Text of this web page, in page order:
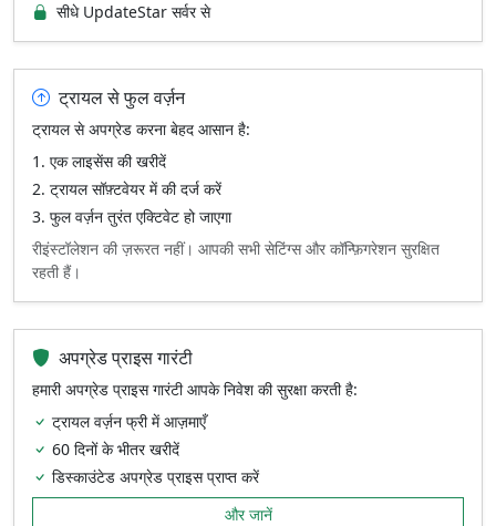
सीधे UpdateStar सर्वर से
ट्रायल से फुल वर्ज़न
ट्रायल से अपग्रेड करना बेहद आसान है:
एक लाइसेंस की खरीदें
ट्रायल सॉफ़्टवेयर में की दर्ज करें
फुल वर्ज़न तुरंत एक्टिवेट हो जाएगा
रीइंस्टॉलेशन की ज़रूरत नहीं। आपकी सभी सेटिंग्स और कॉन्फ़िगरेशन सुरक्षित
रहती हैं।
अपग्रेड प्राइस गारंटी
हमारी अपग्रेड प्राइस गारंटी आपके निवेश की सुरक्षा करती है:
ट्रायल वर्ज़न फ्री में आज़माएँ
60 दिनों के भीतर खरीदें
डिस्काउंटेड अपग्रेड प्राइस प्राप्त करें
और जानें